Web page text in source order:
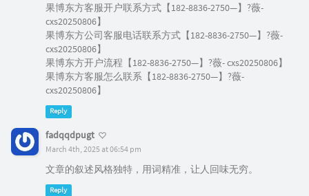
果博东方客服开户联系方式【182-8836-2750—】?薇-
cxs20250806】
果博东方公司客服电话联系方式【182-8836-2750—】?薇-
cxs20250806】
果博东方开户流程【182-8836-2750—】?薇- cxs20250806】
果博东方客服怎么联系【182-8836-2750—】?薇-
cxs20250806】
Reply
fadqqdpugt
March 4th, 2025 at 06:54 pm
文章的叙述风格独特，用词精准，让人回味无穷。
Reply